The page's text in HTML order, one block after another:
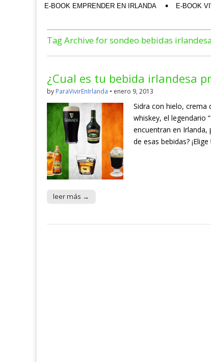
E-BOOK EMPRENDER EN IRLANDA E-BOOK
Tag Archive for sondeo bebidas
¿Cual es tu bebida irlandesa
by ParaVivirEnIrlanda • enero 9, 2013
Sidra con hielo, crema
whiskey, el legendario
encuentran en
de esas bebidas?
leer más →